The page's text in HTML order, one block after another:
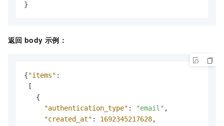
}
返回 body 示例：
{"items" :
[
{
"authentication_type" : "email" ,
"created_at" : 1692345217628,